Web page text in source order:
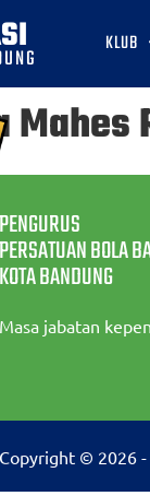
KLUB
Mahes
PENGURUS
PERSATUAN BOLA
KOTA BANDUNG
Masa jabatan
Copyright © 2026 -